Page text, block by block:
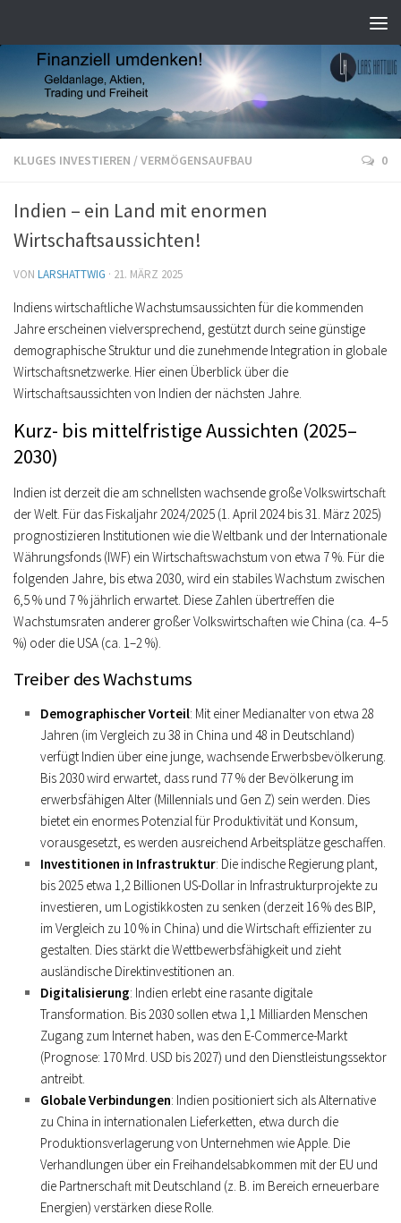
KLUGES INVESTIEREN /VERMÖGENSAUFBAU 0
Indien – ein Land mit enormen
Wirtschaftsaussichten!
VON LARSHATTWIG · 21. MÄRZ 2025
Indiens wirtschaftliche Wachstumsaussichten für die kommenden
Jahre erscheinen vielversprechend, gestützt durch seine günstige
demographische Struktur und die zunehmende Integration in globale
Wirtschaftsnetzwerke. Hier einen Überblick über die
Wirtschaftsaussichten von Indien der nächsten Jahre.
Kurz- bis mittelfristige Aussichten (2025–
2030)
Indien ist derzeit die am schnellsten wachsende große Volkswirtschaft
der Welt. Für das Fiskaljahr 2024/2025 (1. April 2024 bis 31. März 2025)
prognostizieren Institutionen wie die Weltbank und der Internationale
Währungsfonds (IWF) ein Wirtschaftswachstum von etwa 7 %. Für die
folgenden Jahre, bis etwa 2030, wird ein stabiles Wachstum zwischen
6,5 % und 7 % jährlich erwartet. Diese Zahlen übertreffen die
Wachstumsraten anderer großer Volkswirtschaften wie China (ca. 4–5
%) oder die USA (ca. 1–2 %).
Treiber des Wachstums
Demographischer Vorteil: Mit einer Medianalter von etwa 28
Jahren (im Vergleich zu 38 in China und 48 in Deutschland)
verfügt Indien über eine junge, wachsende Erwerbsbevölkerung.
Bis 2030 wird erwartet, dass rund 77 % der Bevölkerung im
erwerbsfähigen Alter (Millennials und Gen Z) sein werden. Dies
bietet ein enormes Potenzial für Produktivität und Konsum,
vorausgesetzt, es werden ausreichend Arbeitsplätze geschaffen.
Investitionen in Infrastruktur: Die indische Regierung plant,
bis 2025 etwa 1,2 Billionen US-Dollar in Infrastrukturprojekte zu
investieren, um Logistikkosten zu senken (derzeit 16 % des BIP,
im Vergleich zu 10 % in China) und die Wirtschaft effizienter zu
gestalten. Dies stärkt die Wettbewerbsfähigkeit und zieht
ausländische Direktinvestitionen an.
Digitalisierung: Indien erlebt eine rasante digitale
Transformation. Bis 2030 sollen etwa 1,1 Milliarden Menschen
Zugang zum Internet haben, was den E-Commerce-Markt
(Prognose: 170 Mrd. USD bis 2027) und den Dienstleistungssektor
antreibt.
Globale Verbindungen: Indien positioniert sich als Alternative
zu China in internationalen Lieferketten, etwa durch die
Produktionsverlagerung von Unternehmen wie Apple. Die
Verhandlungen über ein Freihandelsabkommen mit der EU und
die Partnerschaft mit Deutschland (z. B. im Bereich erneuerbare
Energien) verstärken diese Rolle.